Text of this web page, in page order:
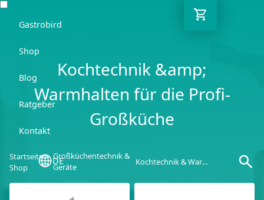
Gastrobird
Shop
Blog
Ratgeber
Kontakt
DE
Kochtechnik &amp;
Warmhalten für die Profi-
Großküche
Startseite
Shop
Großküchentechnik &
Geräte
Kochtechnik & Warmhalten